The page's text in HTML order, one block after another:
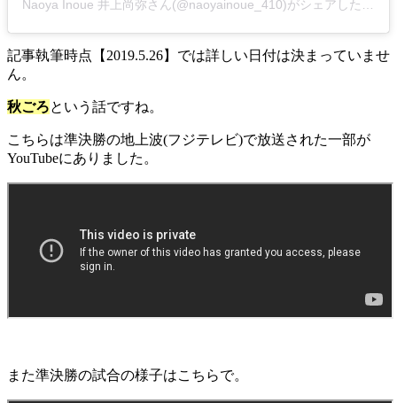
記事執筆時点【2019.5.26】では詳しい日付は決まっていませ
ん。
秋ごろという話ですね。
こちらは準決勝の地上波(フジテレビ)で放送された一部が
YouTubeにありました。
また準決勝の試合の様子はこちらで。